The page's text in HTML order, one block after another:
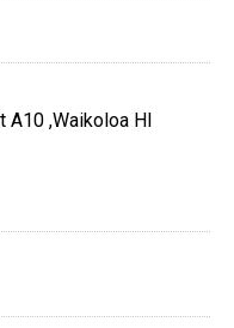
A10 ,Waikoloa HI